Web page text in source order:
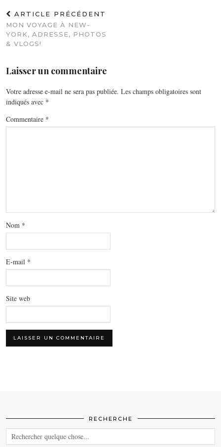
ARTICLE PRÉCÉDENT
MON VOYAGE À NEW-
YORK, ADRESSE, PHOTOS
& VLOGS!
Laisser un commentaire
Votre adresse e-mail ne sera pas publiée. Les champs obligatoires sont
indiqués avec *
Commentaire *
Nom *
E-mail *
Site web
RECHERCHE